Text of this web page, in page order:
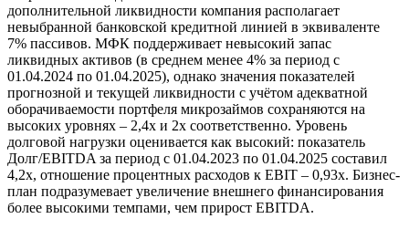
дополнительной ликвидности компания располагает
невыбранной банковской кредитной линией в эквиваленте
7% пассивов. МФК поддерживает невысокий запас
ликвидных активов (в среднем менее 4% за период с
01.04.2024 по 01.04.2025), однако значения показателей
прогнозной и текущей ликвидности с учётом адекватной
оборачиваемости портфеля микрозаймов сохраняются на
высоких уровнях – 2,4х и 2х соответственно. Уровень
долговой нагрузки оценивается как высокий: показатель
Долг/EBITDA за период с 01.04.2023 по 01.04.2025 составил
4,2х, отношение процентных расходов к EBIT – 0,93х. Бизнес-
план подразумевает увеличение внешнего финансирования
более высокими темпами, чем прирост EBITDA.